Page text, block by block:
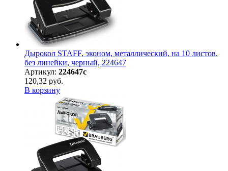
Дырокол STAFF, эконом, металлический, на 10 листов,
без линейки, черный, 224647
Артикул: 224647с
120,32 руб.
В корзину